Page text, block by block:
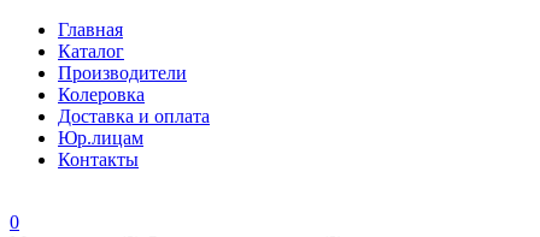
Главная
Каталог
Производители
Колеровка
Доставка и оплата
Юр.лицам
Контакты
0